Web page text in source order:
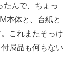
たんで、ちょっ
本体と、台紙と
これまたそっけ
属品も何もない